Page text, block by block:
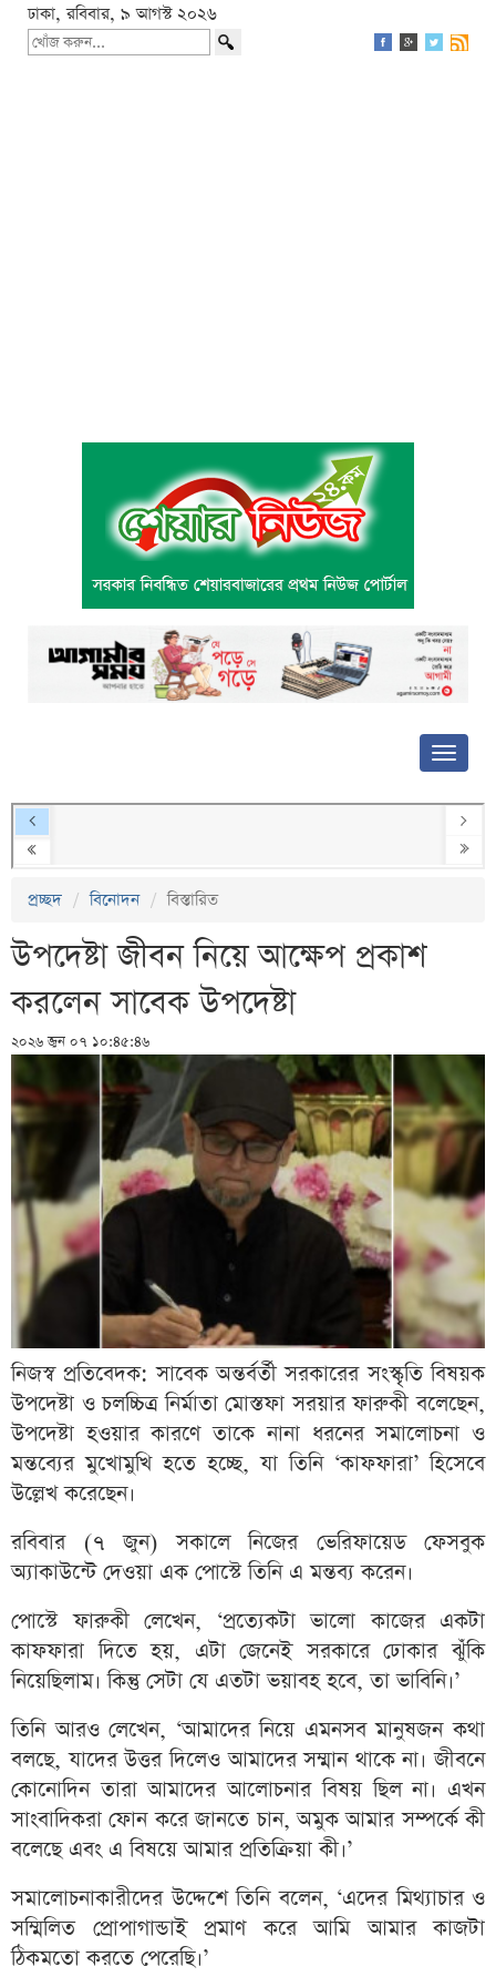
ঢাকা, রবিবার, ৯ আগস্ট ২০২৬
প্রচ্ছদ বিনোদন বিস্তারিত
উপদেষ্টা জীবন নিয়ে আক্ষেপ প্রকাশ
করলেন সাবেক উপদেষ্টা
২০২৬ জুন ০৭ ১০:৪৫:৪৬
নিজস্ব প্রতিবেদক: সাবেক অন্তর্বর্তী সরকারের সংস্কৃতি বিষয়ক
উপদেষ্টা ও চলচ্চিত্র নির্মাতা মোস্তফা সরয়ার ফারুকী বলেছেন,
উপদেষ্টা হওয়ার কারণে তাকে নানা ধরনের সমালোচনা ও
মন্তব্যের মুখোমুখি হতে হচ্ছে, যা তিনি ‘কাফফারা’ হিসেবে
উল্লেখ করেছেন।
রবিবার (৭ জুন) সকালে নিজের ভেরিফায়েড ফেসবুক
অ্যাকাউন্টে দেওয়া এক পোস্টে তিনি এ মন্তব্য করেন।
পোস্টে ফারুকী লেখেন, ‘প্রত্যেকটা ভালো কাজের একটা
কাফফারা দিতে হয়, এটা জেনেই সরকারে ঢোকার ঝুঁকি
নিয়েছিলাম। কিন্তু সেটা যে এতটা ভয়াবহ হবে, তা ভাবিনি।’
তিনি আরও লেখেন, ‘আমাদের নিয়ে এমনসব মানুষজন কথা
বলছে, যাদের উত্তর দিলেও আমাদের সম্মান থাকে না। জীবনে
কোনোদিন তারা আমাদের আলোচনার বিষয় ছিল না। এখন
সাংবাদিকরা ফোন করে জানতে চান, অমুক আমার সম্পর্কে কী
বলেছে এবং এ বিষয়ে আমার প্রতিক্রিয়া কী।’
সমালোচনাকারীদের উদ্দেশে তিনি বলেন, ‘এদের মিথ্যাচার ও
সম্মিলিত প্রোপাগান্ডাই প্রমাণ করে আমি আমার কাজটা
ঠিকমতো করতে পেরেছি।’